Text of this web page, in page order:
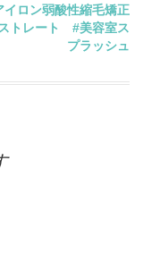
イロン弱酸性縮毛矯正
トレート #美容室ス
プラッシュ